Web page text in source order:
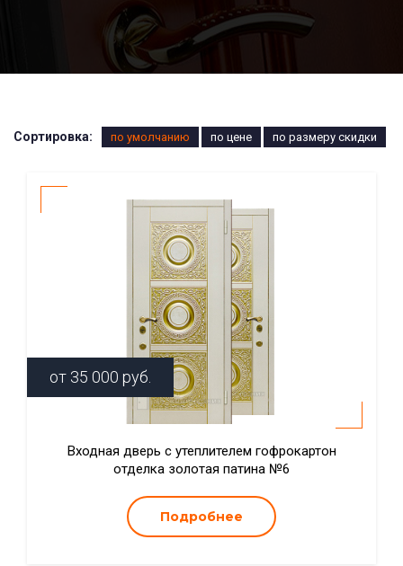
Сортировка: по умолчанию по цене по размеру скидки
от 35 000 руб.
Входная дверь с утеплителем гофрокартон
отделка золотая патина №6
Подробнее